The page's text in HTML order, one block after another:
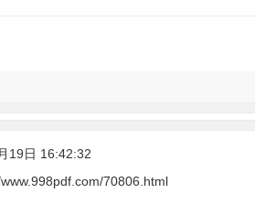
19日 16:42:32
70806.html